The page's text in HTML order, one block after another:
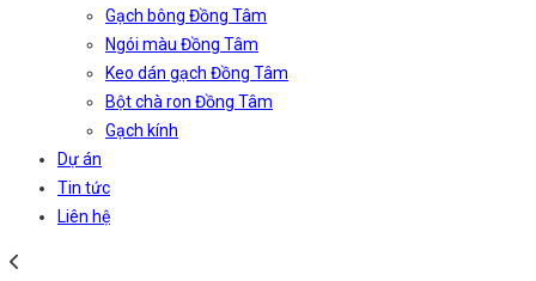
Gạch bông Đồng Tâm
Ngói màu Đồng Tâm
Keo dán gạch Đồng Tâm
Bột chà ron Đồng Tâm
Gạch kính
Dự án
Tin tức
Liên hệ